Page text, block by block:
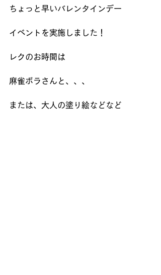
ちょっと早いバレンタインデー
イベントを実施しました！
レクのお時間は
麻雀ボラさんと、、、
または、大人の塗り絵などなど